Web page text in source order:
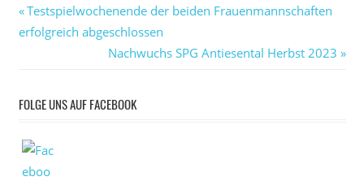
Beitragsnavigation
Vorheriger
Beitrag:
Testspielwochenende der beiden Frauenmannschaften
erfolgreich abgeschlossen
Nächster
Nachwuchs SPG Antiesental Herbst 2023
FOLGE UNS AUF FACEBOOK